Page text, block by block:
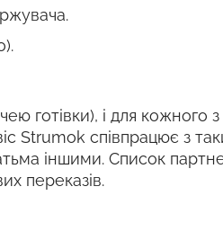
готівки), і для кожного
Strumok співпрацює з
іншими. Список
переказів.